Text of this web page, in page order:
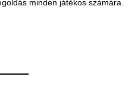
minden játékos számára.